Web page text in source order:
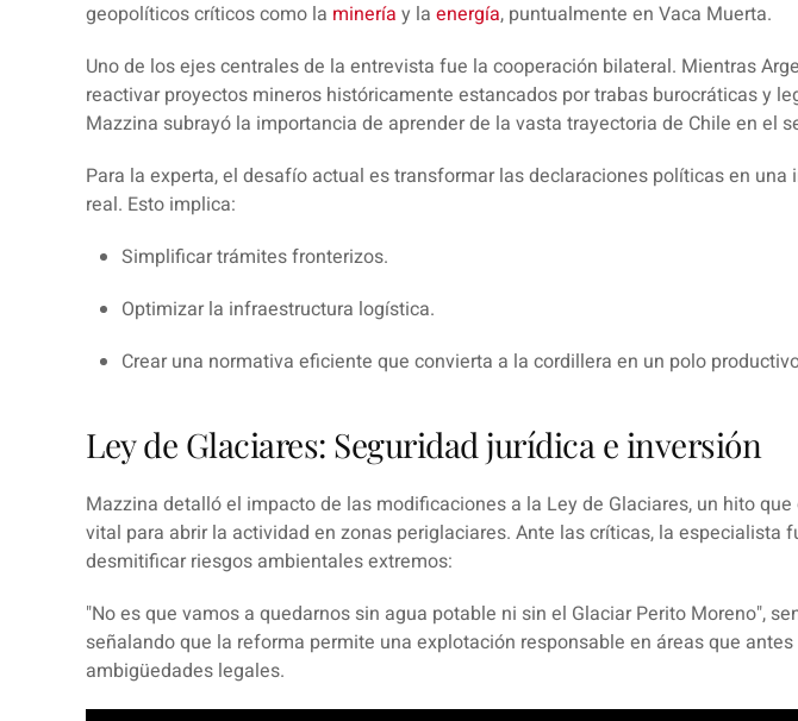
geopolíticos críticos como la minería y la energía, puntualmente en Vaca Muerta.
Uno de los ejes centrales de la entrevista fue la cooperación bilateral. Mientras
reactivar proyectos mineros históricamente estancados por trabas burocráticas y
Mazzina subrayó la importancia de aprender de la vasta trayectoria de Chile en el
Para la experta, el desafío actual es transformar las declaraciones políticas en una
real. Esto implica:
Simplificar trámites fronterizos.
Optimizar la infraestructura logística.
Crear una normativa eficiente que convierta a la cordillera en un polo
Ley de Glaciares: Seguridad jurídica e inversión
Mazzina detalló el impacto de las modificaciones a la Ley de Glaciares, un hito
vital para abrir la actividad en zonas periglaciares. Ante las críticas, la especialista
desmitificar riesgos ambientales extremos:
"No es que vamos a quedarnos sin agua potable ni sin el Glaciar Perito Moreno",
señalando que la reforma permite una explotación responsable en áreas que
ambigüedades legales.